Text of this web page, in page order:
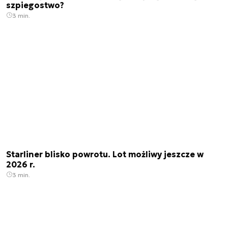
szpiegostwo?
3 min.
Starliner blisko powrotu. Lot możliwy jeszcze w
2026 r.
3 min.